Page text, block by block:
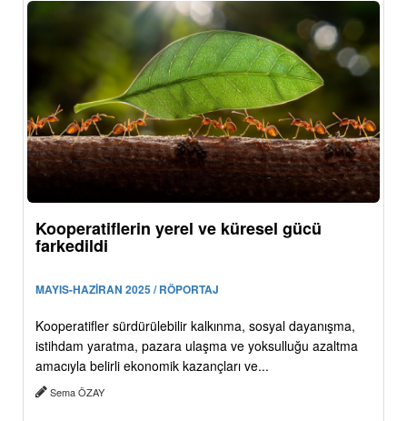
Kooperatiflerin yerel ve küresel gücü
farkedildi
MAYIS-HAZİRAN 2025 / RÖPORTAJ
Kooperatifler sürdürülebilir kalkınma, sosyal dayanışma,
istihdam yaratma, pazara ulaşma ve yoksulluğu azaltma
amacıyla belirli ekonomik kazançları ve...
Sema ÖZAY